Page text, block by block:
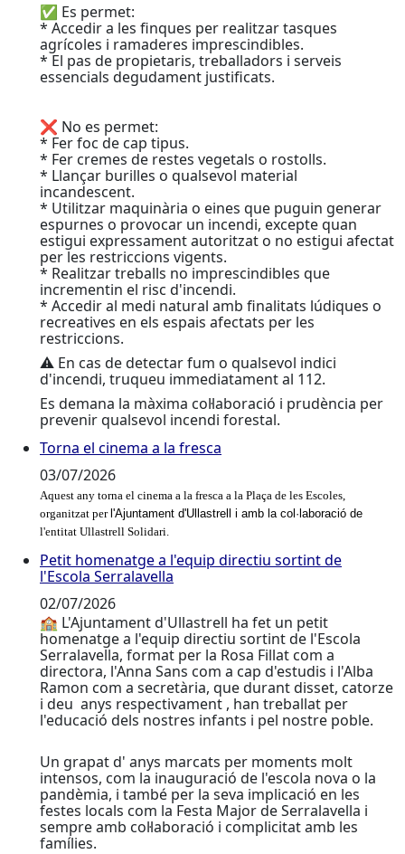
✅ Es permet:
* Accedir a les finques per realitzar tasques
agrícoles i ramaderes imprescindibles.
* El pas de propietaris, treballadors i serveis
essencials degudament justificats.
❌ No es permet:
* Fer foc de cap tipus.
* Fer cremes de restes vegetals o rostolls.
* Llançar burilles o qualsevol material
incandescent.
* Utilitzar maquinària o eines que puguin generar
espurnes o provocar un incendi, excepte quan
estigui expressament autoritzat o no estigui afectat
per les restriccions vigents.
* Realitzar treballs no imprescindibles que
incrementin el risc d'incendi.
* Accedir al medi natural amb finalitats lúdiques o
recreatives en els espais afectats per les
restriccions.
⚠️ En cas de detectar fum o qualsevol indici
d'incendi, truqueu immediatament al 112.
Es demana la màxima col·laboració i prudència per
prevenir qualsevol incendi forestal.
Torna el cinema a la fresca
Torna el cinema a la fresca
03/07/2026
Aquest any torna el cinema a la fresca a la Plaça de les Escoles,
organitzat per l'Ajuntament d'Ullastrell i amb la col·laboració de
l'entitat Ullastrell Solidari.
Petit homenatge a l'equip directiu sortint de l'Escola
Petit homenatge a l'equip directiu sortint de
l'Escola Serralavella
02/07/2026
🏫 L'Ajuntament d'Ullastrell ha fet un petit
homenatge a l'equip directiu sortint de l'Escola
Serralavella, format per la Rosa Fillat com a
directora, l'Anna Sans com a cap d'estudis i l'Alba
Ramon com a secretària, que durant disset, catorze
i deu anys respectivament , han treballat per
l'educació dels nostres infants i pel nostre poble.
Un grapat d' anys marcats per moments molt
intensos, com la inauguració de l'escola nova o la
pandèmia, i també per la seva implicació en les
festes locals com la Festa Major de Serralavella i
sempre amb col·laboració i complicitat amb les
famílies.